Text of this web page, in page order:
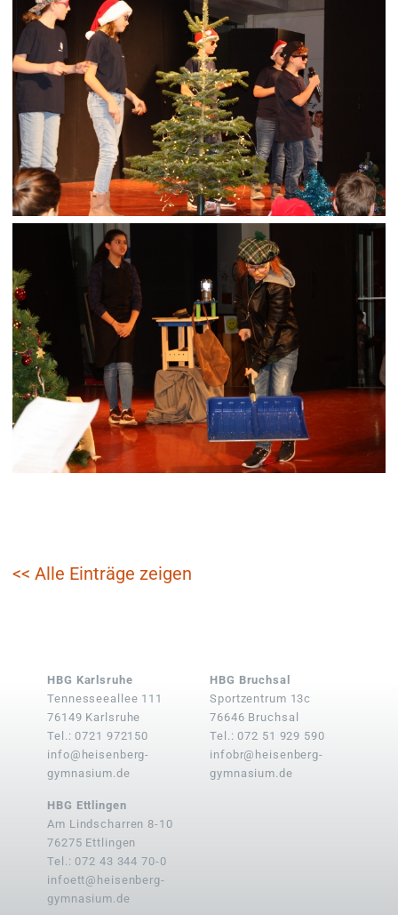
<< Alle Einträge zeigen
HBG Karlsruhe
Tennesseeallee 111
76149 Karlsruhe
Tel.: 0721 972150
info@heisenberg-
gymnasium.de
HBG Bruchsal
Sportzentrum 13c
76646 Bruchsal
Tel.: 072 51 929 590
infobr@heisenberg-
gymnasium.de
HBG Ettlingen
Am Lindscharren 8-10
76275 Ettlingen
Tel.: 072 43 344 70-0
infoett@heisenberg-
gymnasium.de